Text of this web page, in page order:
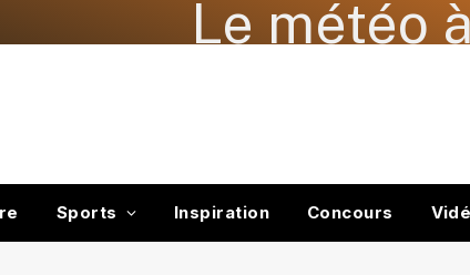
Le météo
Sports Inspiration Concours